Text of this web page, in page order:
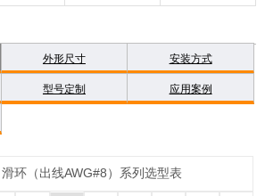
外形尺寸 安装方式
型号定制 应用案例
环（出线AWG#8）系列选型表